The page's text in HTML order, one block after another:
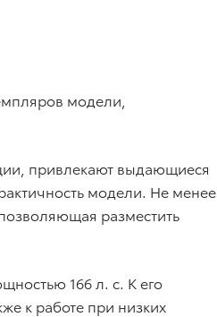
модели,
привлекают выдающиеся
модели. Не менее
разместить
166 л. с. К его
к работе при низких